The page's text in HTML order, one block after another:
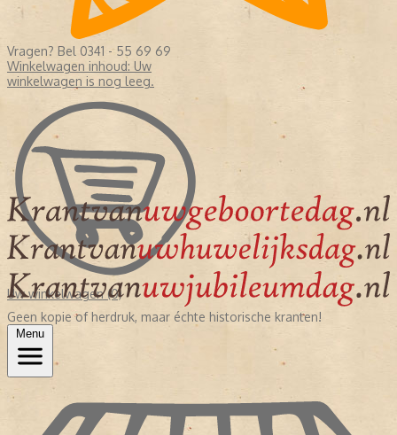
Vragen? Bel 0341 - 55 69 69
Winkelwagen inhoud: Uw
winkelwagen is nog leeg.
Uw winkelwagen (0)
Geen kopie of herdruk, maar échte historische kranten!
Menu